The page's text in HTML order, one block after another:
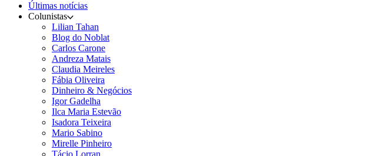
Últimas notícias
Colunistas
Lilian Tahan
Blog do Noblat
Carlos Carone
Andreza Matais
Claudia Meireles
Fábia Oliveira
Dinheiro & Negócios
Igor Gadelha
Ilca Maria Estevão
Isadora Teixeira
Mario Sabino
Mirelle Pinheiro